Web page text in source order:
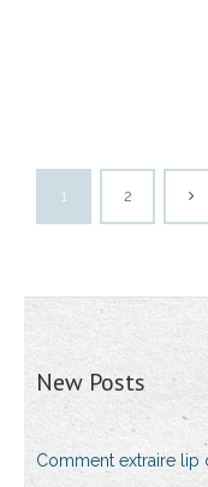
1 2
New Posts
Comment extraire lip